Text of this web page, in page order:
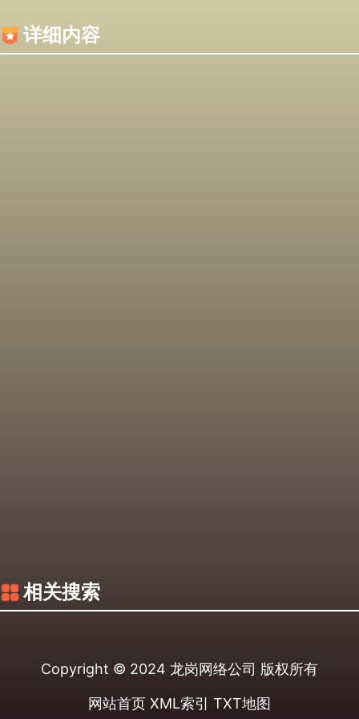
详细内容
相关搜索
Copyright © 2024 龙岗网络公司 版权所有
网站首页 XML索引 TXT地图